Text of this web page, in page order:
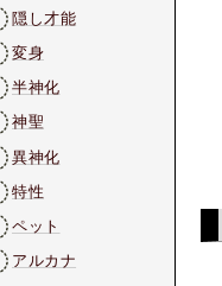
隠し才能
変身
半神化
神聖
異神化
特性
ペット
アルカナ